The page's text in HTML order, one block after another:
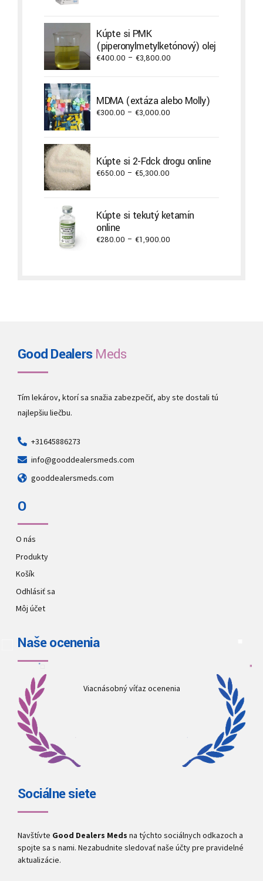
€3,000.00
Kúpte si PMK
(piperonylmetylketónový) olej
€400.00 – €3,800.00
through
€3,800.00
MDMA (extáza alebo Molly)
€300.00 – €3,000.00
€3,000.00
Kúpte si 2-Fdck drogu online
€650.00 – €5,300.00
through
€5,300.00
Kúpte si tekutý ketamín
online
€280.00 – €1,900.00
Good DealersMeds
Tím lekárov, ktorí sa snažia zabezpečiť, aby ste dostali tú
najlepšiu liečbu.
+31645886273
info@gooddealersmeds.com
gooddealersmeds.com
O
O nás
Produkty
Košík
Odhlásiť sa
Môj účet
Naše ocenenia
Viacnásobný víťaz ocenenia
Sociálne siete
Navštívte Good Dealers Meds na týchto sociálnych odkazoch a
spojte sa s nami. Nezabudnite sledovať naše účty pre pravidelné
aktualizácie.